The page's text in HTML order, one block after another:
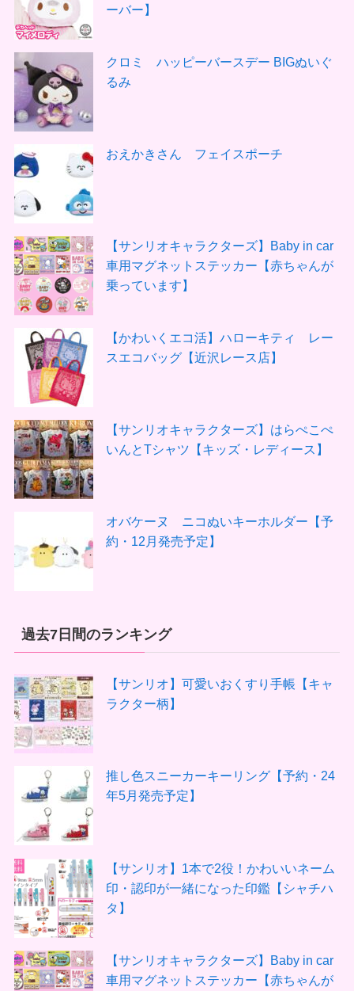
ーバー】
クロミ ハッピーバースデー BIGぬいぐ
るみ
おえかきさん フェイスポーチ
【サンリオキャラクターズ】Baby in car
車用マグネットステッカー【赤ちゃんが
乗っています】
【かわいくエコ活】ハローキティ レー
スエコバッグ【近沢レース店】
【サンリオキャラクターズ】はらぺこぺ
いんとTシャツ【キッズ・レディース】
オバケーヌ ニコぬいキーホルダー【予
約・12月発売予定】
過去7日間のランキング
【サンリオ】可愛いおくすり手帳【キャ
ラクター柄】
推し色スニーカーキーリング【予約・24
年5月発売予定】
【サンリオ】1本で2役！かわいいネーム
印・認印が一緒になった印鑑【シャチハ
タ】
【サンリオキャラクターズ】Baby in car
車用マグネットステッカー【赤ちゃんが